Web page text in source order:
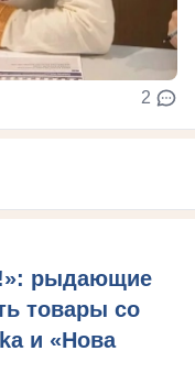
2
рыдающие
товары со
и «Нова